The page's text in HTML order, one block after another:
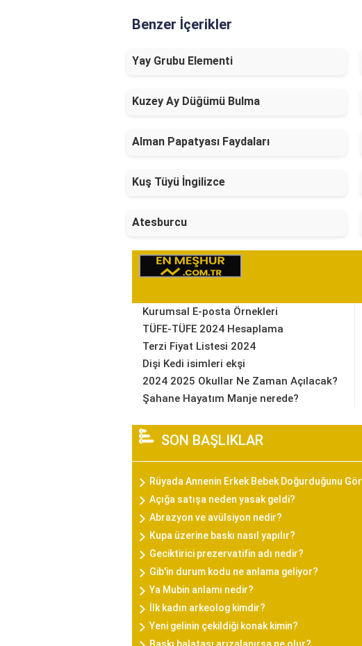
Benzer İçerikler
Yay Grubu Elementi
Kuzey Ay Düğümü Bulma
Alman Papatyası Faydaları
Kuş Tüyü İngilizce
Atesburcu
Kurumsal E-posta Örnekleri
TÜFE-TÜFE 2024 Hesaplama
Terzi Fiyat Listesi 2024
Dişi Kedi isimleri ekşi
2024 2025 Okullar Ne Zaman Açılacak?
Şahane Hayatım Manje nerede?
SON BAŞLIKLAR
Rüyada Annenin Erkek Bebek Doğurduğunu
Açığa satışa neden yasak geldi?
Abrazyon ve avülsiyon nedir?
Kupa üzerine baskı nasıl yapılır?
Geciktirici prezervatifin adı nedir?
Gib'in durum kodu ne anlama geliyor?
Ya Mubin anlamı nedir?
İlk kadın arkeolog kimdir?
Yeni gelinin çekildiği konak kimin?